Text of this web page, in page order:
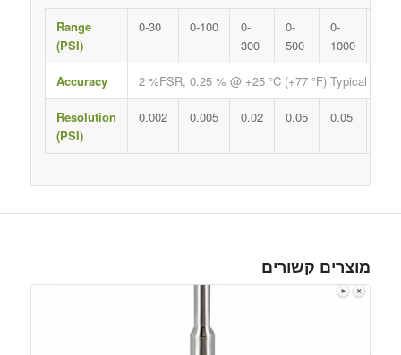
Range
(PSI)
0-30 0-100
0-
300
0-
500
0-
1000
Accuracy 2 %FSR, 0.25 % @ +25 °C (+77 °F) Typical
Resolution
(PSI)
0.002 0.005 0.02 0.05 0.05
מוצרים קשורים